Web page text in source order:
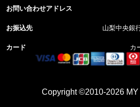
お問い合わせアドレス
お振込先
山梨中央銀
カード
カ
Copyright ©2010-2026 MY